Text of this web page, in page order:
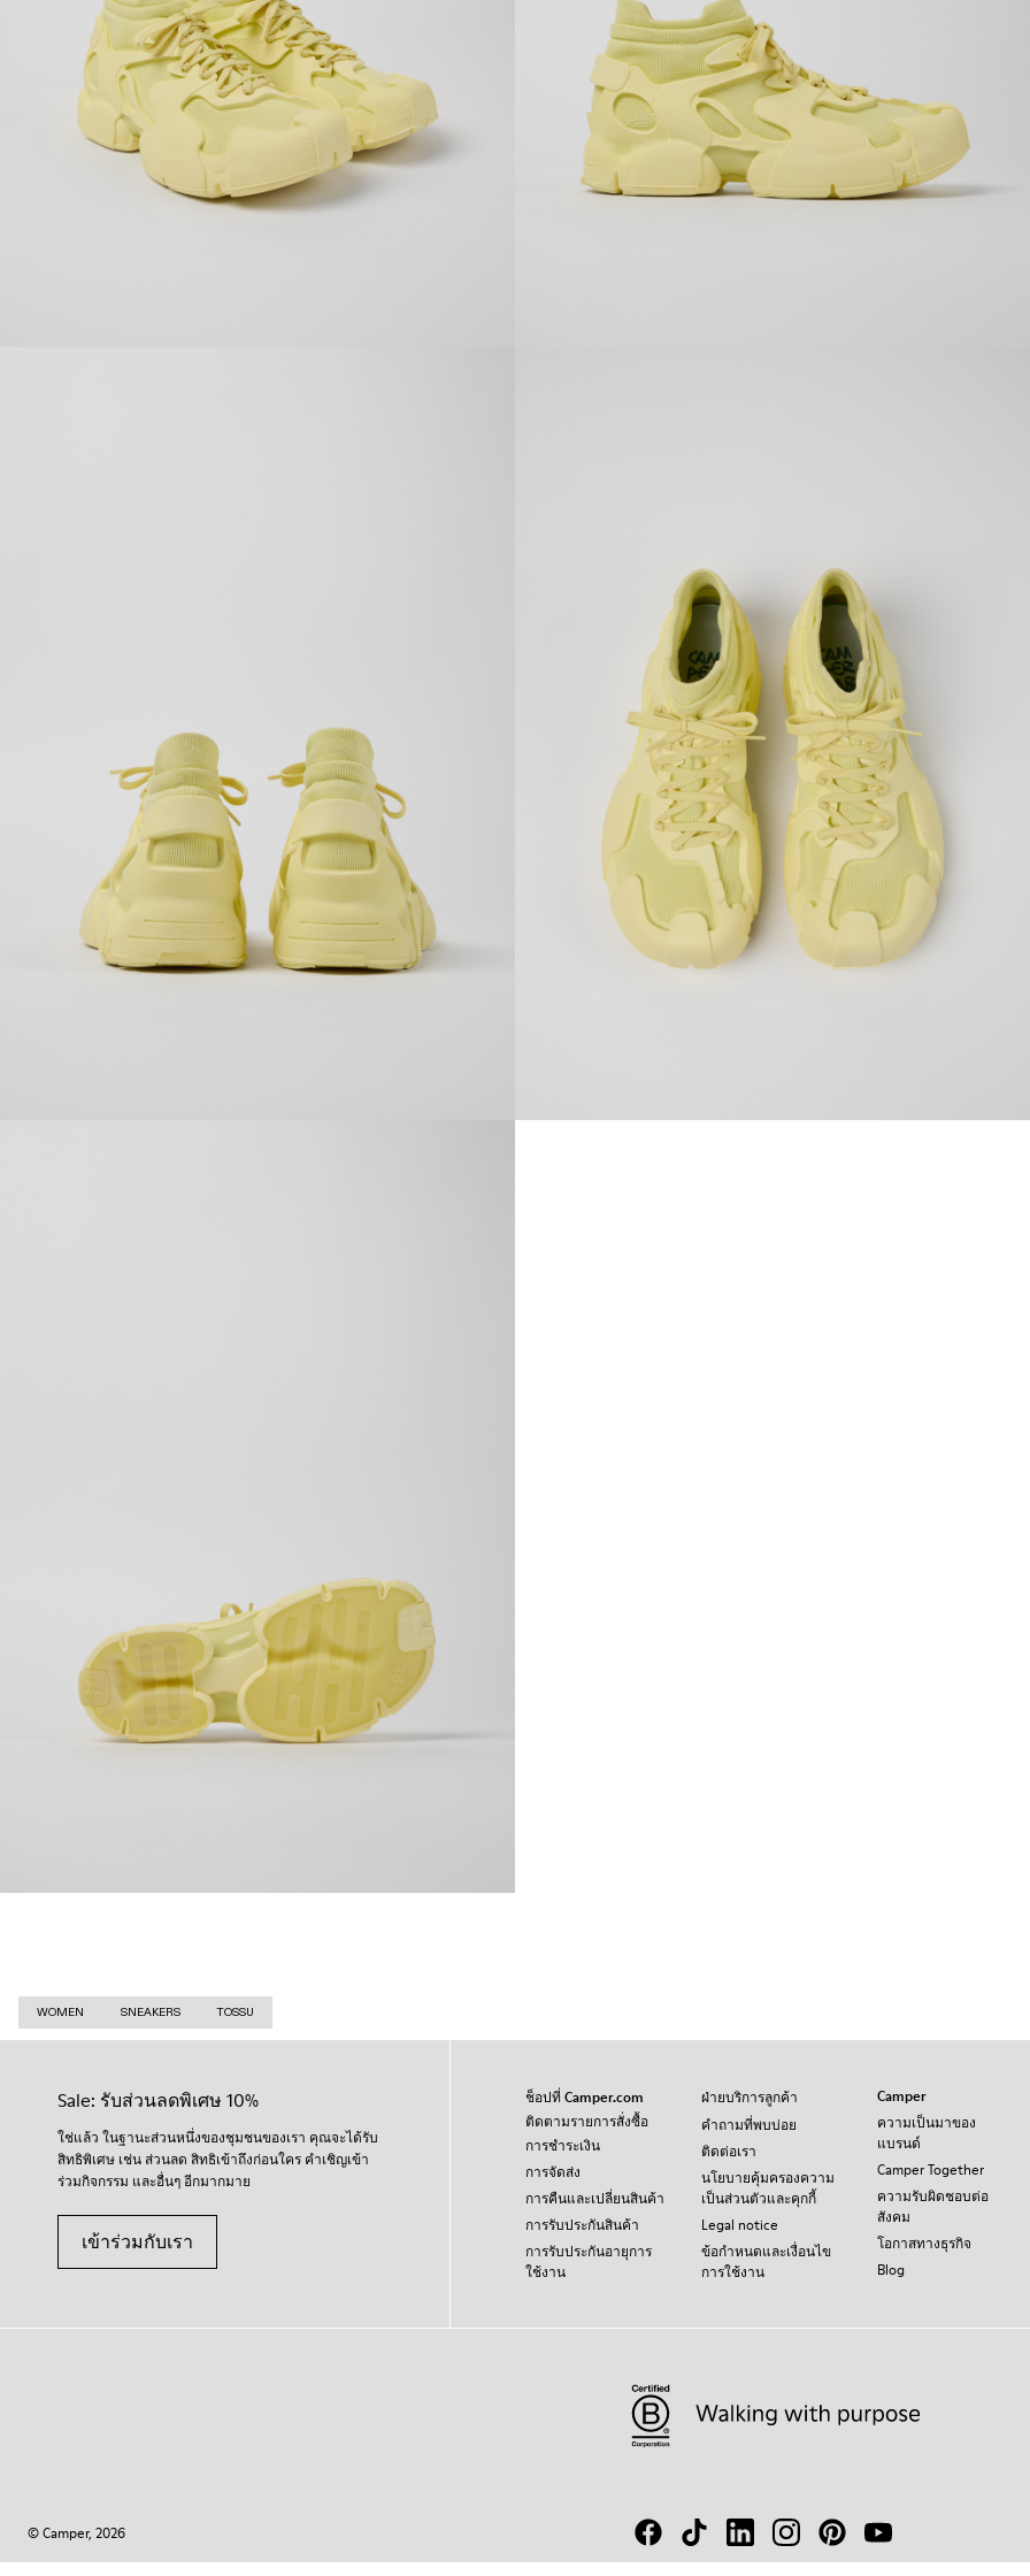
WOMEN SNEAKERS TOSSU
Sale: รับส่วนลดพิเศษ 10%
ใช่แล้ว ในฐานะส่วนหนึ่งของชุมชนของเรา คุณจะได้รับ
สิทธิพิเศษ เช่น ส่วนลด สิทธิเข้าถึงก่อนใคร คำเชิญเข้า
ร่วมกิจกรรม และอื่นๆ อีกมากมาย
เข้าร่วมกับเรา
ช็อปที่ Camper.com
ติดตามรายการสั่งซื้อ
การชำระเงิน
การจัดส่ง
การคืนและเปลี่ยนสินค้า
การรับประกันสินค้า
การรับประกันอายุการ
ใช้งาน
ฝ่ายบริการลูกค้า
คำถามที่พบบ่อย
ติดต่อเรา
นโยบายคุ้มครองความ
เป็นส่วนตัวและคุกกี้
Legal notice
ข้อกำหนดและเงื่อนไข
การใช้งาน
Camper
ความเป็นมาของ
แบรนด์
Camper Together
ความรับผิดชอบต่อ
สังคม
โอกาสทางธุรกิจ
Blog
© Camper, 2026